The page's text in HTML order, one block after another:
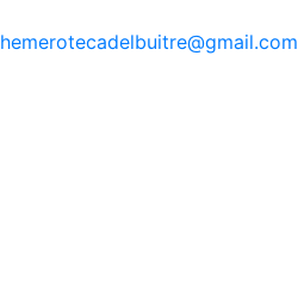
hemerotecadelbuitre@gmail.com